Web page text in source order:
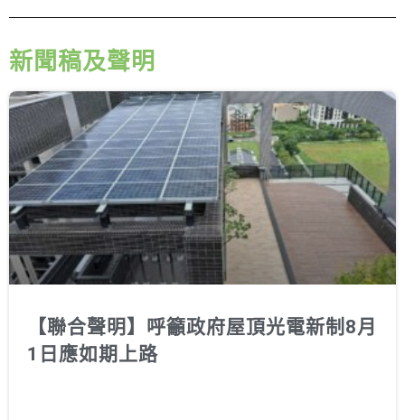
新聞稿及聲明
【聯合聲明】呼籲政府屋頂光電新制8月
1日應如期上路